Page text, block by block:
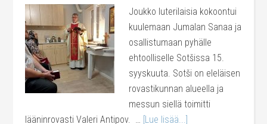
Joukko luterilaisia kokoontui
kuulemaan Jumalan Sanaa ja
osallistumaan pyhälle
ehtoolliselle Sotšissa 15.
syyskuuta. Sotši on eleläisen
rovastikunnan alueella ja
messun siellä toimitti
lääninrovasti Valeri Antipov. … [Lue lisää...]